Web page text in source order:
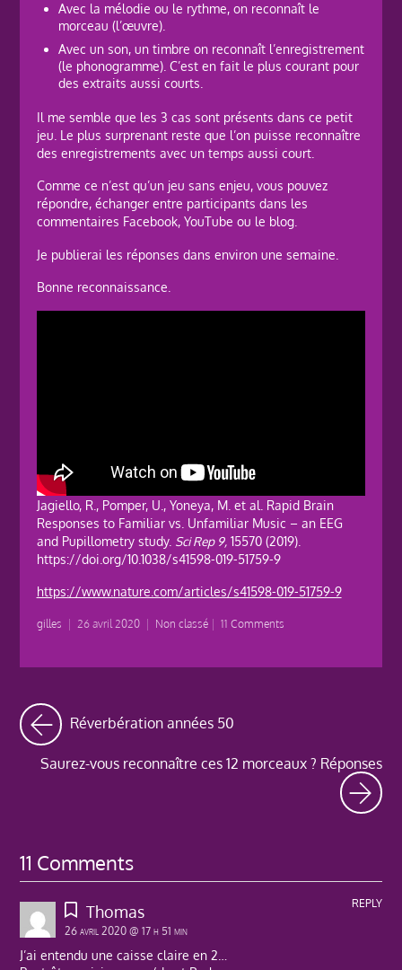
Avec la mélodie ou le rythme, on reconnaît le
morceau (l’œuvre).
Avec un son, un timbre on reconnaît l’enregistrement
(le phonogramme). C’est en fait le plus courant pour
des extraits aussi courts.
Il me semble que les 3 cas sont présents dans ce petit
jeu. Le plus surprenant reste que l’on puisse reconnaître
des enregistrements avec un temps aussi court.
Comme ce n’est qu’un jeu sans enjeu, vous pouvez
répondre, échanger entre participants dans les
commentaires Facebook, YouTube ou le blog.
Je publierai les réponses dans environ une semaine.
Bonne reconnaissance.
Jagiello, R., Pomper, U., Yoneya, M. et al. Rapid Brain
Responses to Familiar vs. Unfamiliar Music – an EEG
and Pupillometry study. Sci Rep 9,15570 (2019).
https://doi.org/10.1038/s41598-019-51759-9
https://www.nature.com/articles/s41598-019-51759-9
gilles 26 avril 2020 Non classé 11 Comments
Réverbération années 50
Saurez-vous reconnaître ces 12 morceaux ? Réponses
11 Comments
Thomas
26 avril 2020 @ 17 h 51 min
J’ai entendu une caisse claire en 2…
REPLY